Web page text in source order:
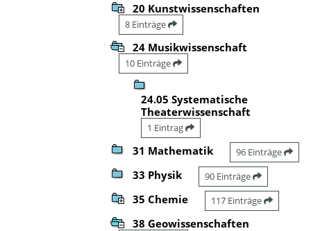
20 Kunstwissenschaften
8 Einträge
24 Musikwissenschaft
10 Einträge
24.05 Systematische
Theaterwissenschaft
1 Eintrag
31 Mathematik 96 Einträge
33 Physik 90 Einträge
35 Chemie 117 Einträge
38 Geowissenschaften